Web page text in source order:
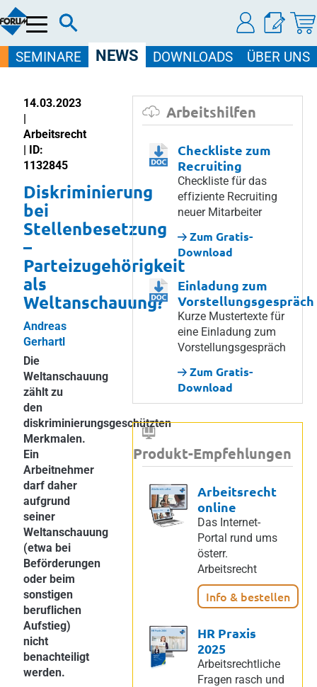
Menü
SEMINARE NEWS DOWNLOADS ÜBER UNS
14.03.2023
|
Arbeitsrecht
| ID:
1132845
Diskriminierung
bei
Stellenbesetzung
–
Parteizugehörigkeit
als
Weltanschauung?
Andreas
Gerhartl
Die
Weltanschauung
zählt zu
den
diskriminierungsgeschützten
Merkmalen.
Ein
Arbeitnehmer
darf daher
aufgrund
seiner
Weltanschauung
(etwa bei
Beförderungen
oder beim
sonstigen
beruflichen
Aufstieg)
nicht
benachteiligt
werden.
Arbeitshilfen
Checkliste zum
Recruiting
Checkliste für das
effiziente Recruiting
neuer Mitarbeiter
Zum Gratis-
Download
Einladung zum
Vorstellungsgespräch
Kurze Mustertexte für
eine Einladung zum
Vorstellungsgespräch
Zum Gratis-
Download
Produkt-Empfehlungen
Arbeitsrecht
online
Das Internet-
Portal rund ums
österr.
Arbeitsrecht
Info & bestellen
HR Praxis
2025
Arbeitsrechtliche
Fragen rasch und